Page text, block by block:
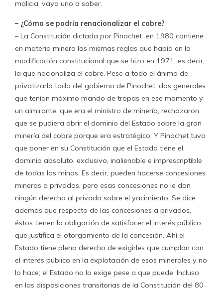
malicia, vaya uno a saber.
– ¿Cómo se podría renacionalizar el cobre?
– La Constitución dictada por Pinochet en 1980 contiene
en materia minera las mismas reglas que había en la
modificación constitucional que se hizo en 1971, es decir,
la que nacionaliza el cobre. Pese a todo el ánimo de
privatizarlo todo del gobierno de Pinochet, dos generales
que tenían máximo mando de tropas en ese momento y
un almirante, que era el ministro de minería, rechazaron
que se pudiera abrir el dominio del Estado sobre la gran
minería del cobre porque era estratégico. Y Pinochet tuvo
que poner en su Constitución que el Estado tiene el
dominio absoluto, exclusivo, inalienable e imprescriptible
de todas las minas. Es decir, pueden hacerse concesiones
mineras a privados, pero esas concesiones no le dan
ningún derecho al privado sobre el yacimiento. Se dice
además que respecto de las concesiones a privados,
éstos tienen la obligación de satisfacer el interés público
que justifica el otorgamiento de la concesión. Ahí el
Estado tiene pleno derecho de exigirles que cumplan con
el interés público en la explotación de esos minerales y no
lo hace; el Estado no lo exige pese a que puede. Incluso
en las disposiciones transitorias de la Constitución del 80